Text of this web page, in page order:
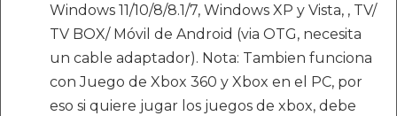
Windows 11/10/8/8.1/7, Windows XP y Vista, , TV/
TV BOX/ Móvil de Android (via OTG, necesita
un cable adaptador). Nota: Tambien funciona
con Juego de Xbox 360 y Xbox en el PC, por
eso si quiere jugar los juegos de xbox, debe